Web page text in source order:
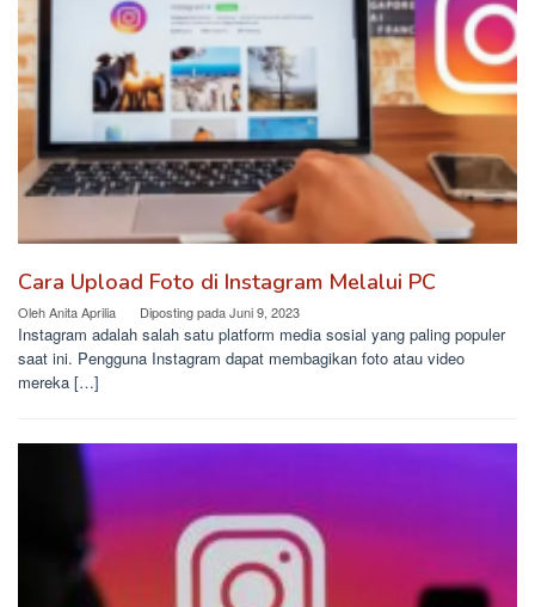
Cara Upload Foto di Instagram Melalui PC
OlehAnita Aprilia Diposting padaJuni 9, 2023
Instagram adalah salah satu platform media sosial yang paling populer
saat ini. Pengguna Instagram dapat membagikan foto atau video
mereka […]